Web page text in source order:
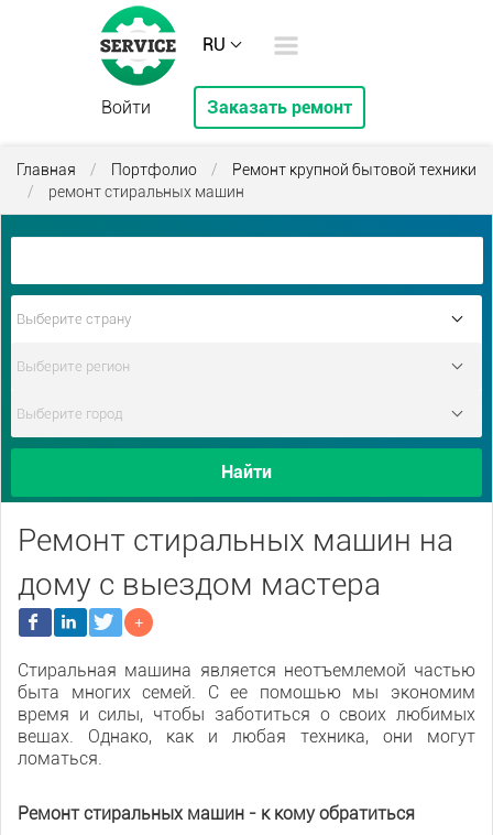
RU
Войти Заказать ремонт
Главная / Портфолио /
Ремонт крупной бытовой техники
/
ремонт стиральных машин
Найти
Ремонт стиральных машин на
дому с выездом мастера
Стиральная машина является неотъемлемой частью
быта многих семей. С ее помощью мы экономим
время и силы, чтобы заботиться о своих любимых
вещах. Однако, как и любая техника, они могут
ломаться.
Ремонт стиральных машин - к кому обратиться